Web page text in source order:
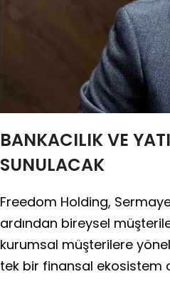
BANKACILIK VE
SUNULACAK
Freedom Holding,
ardından bireysel
kurumsal müşterilere
tek bir finansal ekosistem